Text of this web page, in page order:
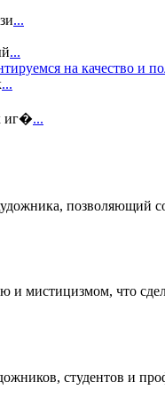
...
...
на качество и
...
иг�...
позволяющий
и мистицизмом, что
студентов и